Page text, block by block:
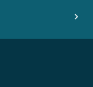
chevron_right